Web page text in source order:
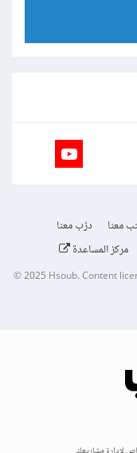
معنا
درّب معنا
مركز المساعدة
© 2025Hsoub.Content